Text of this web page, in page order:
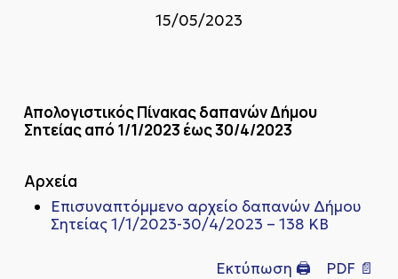
15/05/2023
Απολογιστικός Πίνακας δαπανών Δήμου
Σητείας από 1/1/2023 έως 30/4/2023
Αρχεία
Επισυναπτόμμενο αρχείο δαπανών Δήμου
Σητείας 1/1/2023-30/4/2023 – 138 KB
Εκτύπωση 🖨 PDF 📄